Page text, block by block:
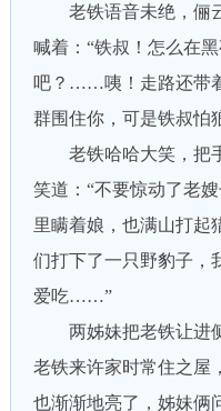
老铁语音未绝，俪云
喊着：“铁叔！怎么在
吧？……咦！走路还带
群围住你，可是铁叔怕
老铁哈哈大笑，把手
笑道：“不要惊动了老
里瞒着娘，也满山打起
们打下了一只野豹子，
爱吃……”
两姊妹把老铁让进侧
老铁来许家时常住之屋
也渐渐地亮了，姊妹俩